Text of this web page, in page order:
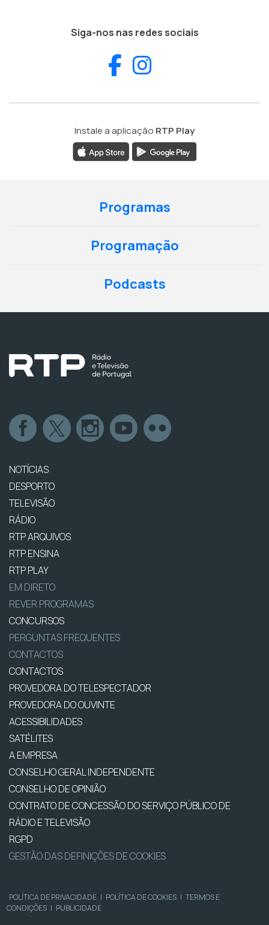
Siga-nos nas redes sociais
Facebook
Instale a aplicação RTP Play
Programas
Programação
Podcasts
NOTÍCIAS
DESPORTO
TELEVISÃO
RÁDIO
RTP ARQUIVOS
RTP ENSINA
RTP PLAY
EM DIRETO
REVER PROGRAMAS
CONCURSOS
PERGUNTAS FREQUENTES
CONTACTOS
CONTACTOS
PROVEDORA DO TELESPECTADOR
PROVEDORA DO OUVINTE
ACESSIBILIDADES
SATÉLITES
A EMPRESA
CONSELHO GERAL INDEPENDENTE
CONSELHO DE OPINIÃO
CONTRATO DE CONCESSÃO DO SERVIÇO PÚBLICO DE
RÁDIO E TELEVISÃO
RGPD
GESTÃO DAS DEFINIÇÕES DE COOKIES
POLÍTICA DE PRIVACIDADE | POLÍTICA DE COOKIES | TERMOS E
CONDIÇÕES | PUBLICIDADE